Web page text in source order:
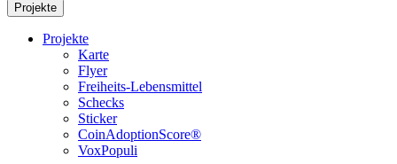
Projekte
Projekte
Karte
Flyer
Freiheits-Lebensmittel
Schecks
Sticker
CoinAdoptionScore®
VoxPopuli